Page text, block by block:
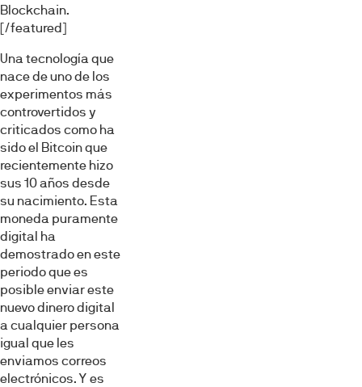
Blockchain.
[/featured]
Una tecnología que
nace de uno de los
experimentos más
controvertidos y
criticados como ha
sido el Bitcoin que
recientemente hizo
sus 10 años desde
su nacimiento. Esta
moneda puramente
digital ha
demostrado en este
periodo que es
posible enviar este
nuevo dinero digital
a cualquier persona
igual que les
enviamos correos
electrónicos. Y es